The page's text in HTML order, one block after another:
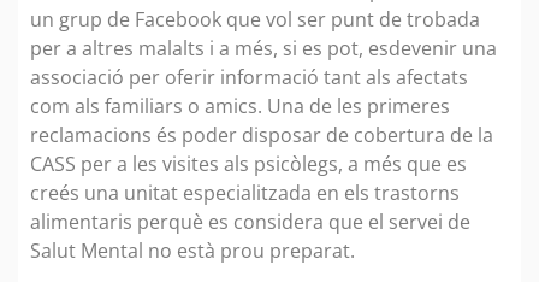
un grup de Facebook que vol ser punt de trobada
per a altres malalts i a més, si es pot, esdevenir una
associació per oferir informació tant als afectats
com als familiars o amics. Una de les primeres
reclamacions és poder disposar de cobertura de la
CASS per a les visites als psicòlegs, a més que es
creés una unitat especialitzada en els trastorns
alimentaris perquè es considera que el servei de
Salut Mental no està prou preparat.